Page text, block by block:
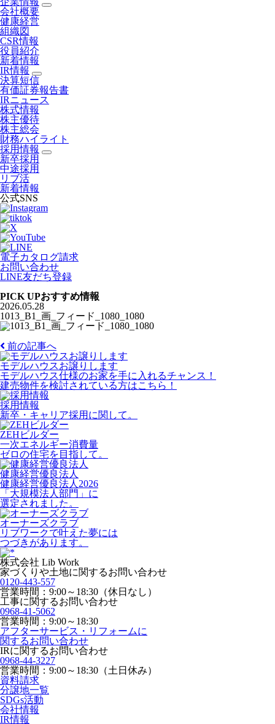
会社概要
健康経営
組織図
CSR情報
役員紹介
新着情報
IR情報
決算短信
有価証券報告書
IRニュース
株式情報
株主優待
株主総会
財務ハイライト
採用情報
新卒採用
中途採用
リブ活
新着情報
公式SNS
電子カタログ請求
お問い合わせ
LINE友だち登録
PICK UPおすすめ情報
2026.05.28
1013_B1_画_フィード_1080_1080
前の記事へ
モデルハウスお譲りします
モデルハウス仕様のお家を手に入れるチャンス！
建売物件を検討されている方はこちら！
採用情報
新卒・キャリア採用に関して。
ZEHビルダー
一次エネルギー消費量
ゼロの住宅を目指して。
健康経営優良法人
健康経営優良法人2026
「大規模法人部門」に
選定されました。
オーナーズクラブ
リブワークで叶えた夢には
つづきがあります。
株式会社 Lib Work
家づくりや土地に関するお問い合わせ
0120-443-557
営業時間：9:00～18:30（休日なし）
工事に関するお問い合わせ
0968-41-5062
営業時間：9:00～18:30
アフターサービス・リフォームに
関するお問い合わせ
IRに関するお問い合わせ
0968-44-3227
営業時間：9:00～18:30（土日休み）
資料請求
分譲地一覧
SDGs活動
会社情報
IR情報